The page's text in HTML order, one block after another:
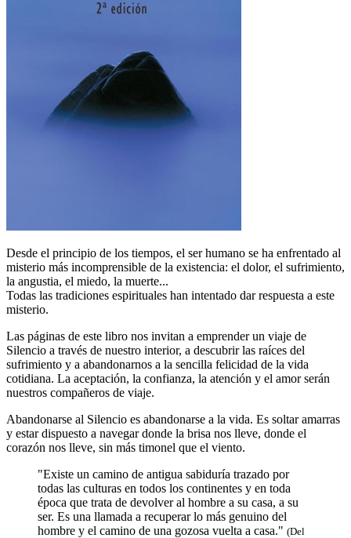
Desde el principio de los tiempos, el ser humano se ha enfrentado al
misterio más incomprensible de la existencia: el dolor, el sufrimiento,
la angustia, el miedo, la muerte...
Todas las tradiciones espirituales han intentado dar respuesta a este
misterio.
Las páginas de este libro nos invitan a emprender un viaje de
Silencio a través de nuestro interior, a descubrir las raíces del
sufrimiento y a abandonarnos a la sencilla felicidad de la vida
cotidiana. La aceptación, la confianza, la atención y el amor serán
nuestros compañeros de viaje.
Abandonarse al Silencio es abandonarse a la vida. Es soltar amarras
y estar dispuesto a navegar donde la brisa nos lleve, donde el
corazón nos lleve, sin más timonel que el viento.
"Existe un camino de antigua sabiduría trazado por
todas las culturas en todos los continentes y en toda
época que trata de devolver al hombre a su casa, a su
ser. Es una llamada a recuperar lo más genuino del
hombre y el camino de una gozosa vuelta a casa." (Del